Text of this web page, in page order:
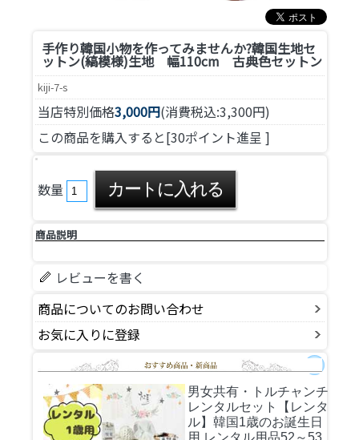
手作り韓国小物を作ってみませんか?韓国生地セ
ットン(縞模様)生地 幅110cm 古典色セットン
kiji-7-s
当店特別価格3,000円(消費税込:3,300円)
この商品を購入すると[30ポイント進呈 ]
数量
商品説明
レビューを書く
商品についてのお問い合わせ
お気に入りに登録
男女共有・トルチャンチ
レンタルセット
【レンタ
ル】韓国1歳のお誕生日